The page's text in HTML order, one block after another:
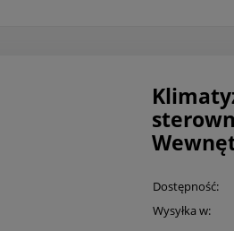
Dostępność:
Wysyłka w: